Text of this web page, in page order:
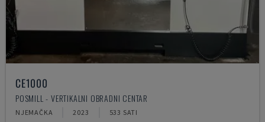
CE1000
POSMILL - VERTIKALNI OBRADNI CENTAR
NJEMAČKA 2023 533 SATI